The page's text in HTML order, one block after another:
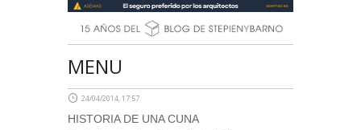
MENU
24/04/2014, 17:57
HISTORIA DE UNA CUNA